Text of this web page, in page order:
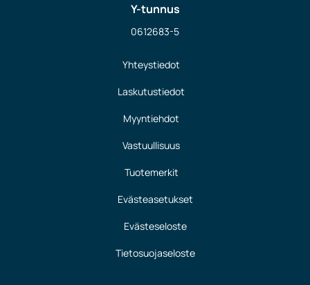
Y-tunnus
0612683-5
Yhteystiedot
Laskutustiedot
Myyntiehdot
Vastuullisuus
Tuotemerkit
Evästeasetukset
Evästeseloste
Tietosuojaseloste